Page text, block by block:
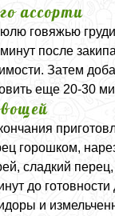
ассорти
говяжью
после
Затем
еще 20-30
горошком,
сладкий
до готовности
и